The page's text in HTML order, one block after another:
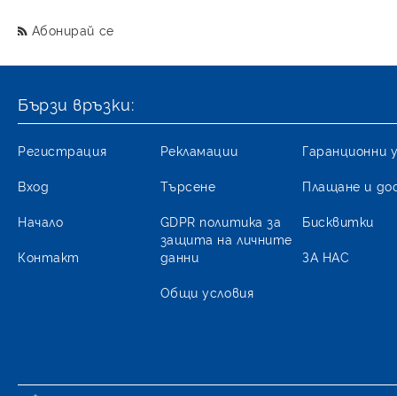
Абонирай се
Бързи връзки:
Регистрация
Вход
Начало
Контакт
Рекламации
Търсене
GDPR политика за
защита на личните
данни
Общи условия
Гаранционни
Плащане и
Бисквитки
ЗА НАС